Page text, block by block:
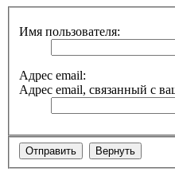
Имя пользователя:
Адрес email:
Адрес email, связанный с